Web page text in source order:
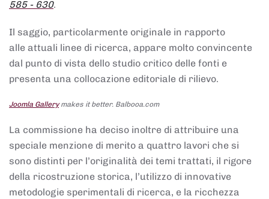
585 - 630.
Il saggio, particolarmente originale in rapporto
alle attuali linee di ricerca, appare molto convincente
dal punto di vista dello studio critico delle fonti e
presenta una collocazione editoriale di rilievo.
Joomla Gallerymakes it better. Balbooa.com
La commissione ha deciso inoltre di attribuire una
speciale menzione di merito a quattro lavori che si
sono distinti per l’originalità dei temi trattati, il rigore
della ricostruzione storica, l’utilizzo di innovative
metodologie sperimentali di ricerca, e la ricchezza